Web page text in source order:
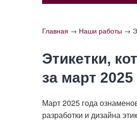
Главная → Наши работы →
Этикетки,
за март 2025
Март 2025 года
разработки и дизайна